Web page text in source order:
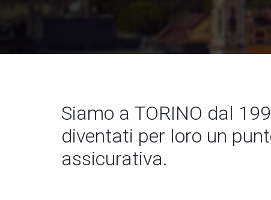
Siamo a TORINO dal
diventati per loro un
assicurativa.